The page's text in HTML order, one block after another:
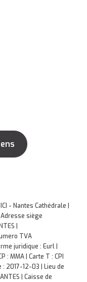
- Nantes Cathédrale |
Adresse siège
|
TVA
juridique : Eurl |
: MMA | Carte T : CPI
2017-12-03 | Lieu de
| Caisse de